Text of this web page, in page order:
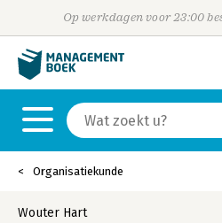
Op werkdagen voor 23:00
Organisatiekunde
Wouter Hart